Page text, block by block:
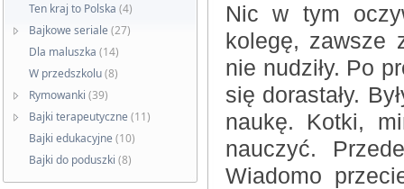
Ten kraj to Polska (4)
Bajkowe seriale (27)
Dla maluszka (14)
W przedszkolu(8)
Rymowanki (39)
Bajki terapeutyczne (11)
Bajki edukacyjne (10)
Bajki do poduszki (8)
Nic w tym
kolegę, zawsze
nie nudziły. Po
się dorastały.
naukę. Kotki,
nauczyć.
Wiadomo